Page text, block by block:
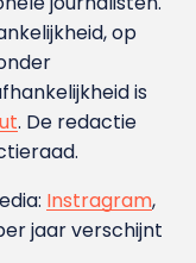
op
is
. De redactie
Instragram,
jaar verschijnt